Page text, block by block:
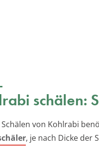
schälen:
Schälen von Kohlrabi
, je nach Dicke der